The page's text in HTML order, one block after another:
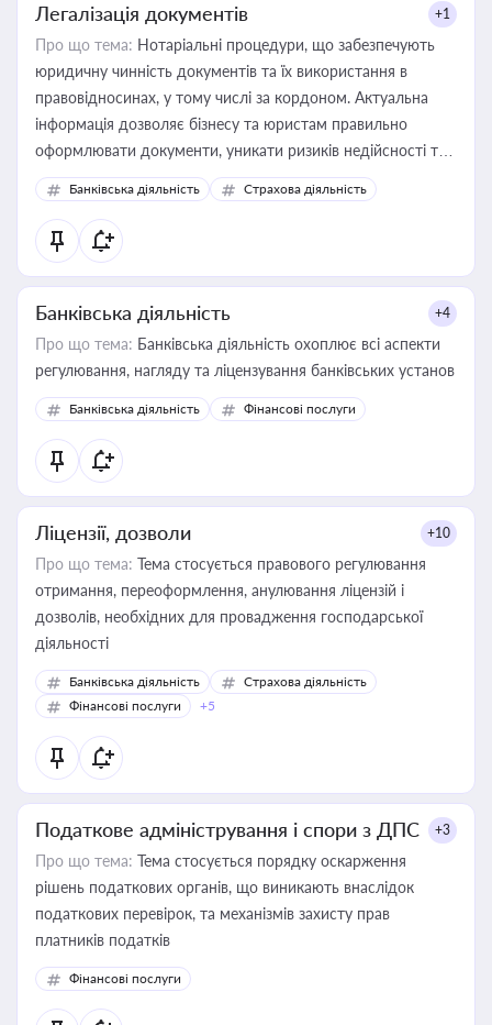
Легалізація документів +1
Про що тема: Нотаріальні процедури, що забезпечують
юридичну чинність документів та їх використання в
правовідносинах, у тому числі за кордоном. Актуальна
інформація дозволяє бізнесу та юристам правильно
оформлювати документи, уникати ризиків недійсності та
забезпечувати їх належне прийняття органами влади та
контрагентами
Банківська діяльність Страхова діяльність
Банківська діяльність +4
Про що тема: Банківська діяльність охоплює всі аспекти
регулювання, нагляду та ліцензування банківських установ
Банківська діяльність Фінансові послуги
Ліцензії, дозволи +10
Про що тема: Тема стосується правового регулювання
отримання, переоформлення, анулювання ліцензій і
дозволів, необхідних для провадження господарської
діяльності
Банківська діяльність
Страхова діяльність
Фінансові послуги
+5
Податкове адміністрування і спори з ДПС +3
Про що тема: Тема стосується порядку оскарження
рішень податкових органів, що виникають внаслідок
податкових перевірок, та механізмів захисту прав
платників податків
Фінансові послуги